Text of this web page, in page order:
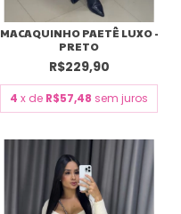
MACAQUINHO PAETÊ LUXO -
PRETO
R$229,90
4 x de R$57,48 sem juros